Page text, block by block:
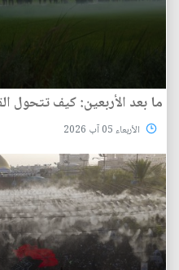
ما بعد الأربعين: كيف تتحول
الأربعاء 05 آب 2026